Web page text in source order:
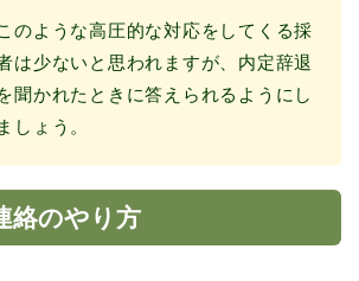
のような高圧的な対応をしてくる採
は少ないと思われますが、内定辞退
聞かれたときに答えられるようにし
しょう。
絡のやり方